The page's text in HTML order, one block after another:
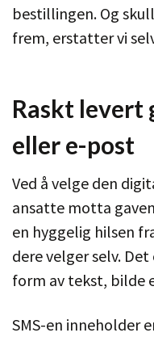
bestillingen. Og
frem, erstatter vi
Raskt levert
eller e-post
Ved å velge den
ansatte motta
en hyggelig hilsen
dere velger selv.
form av tekst, bilde
SMS-en inneholder